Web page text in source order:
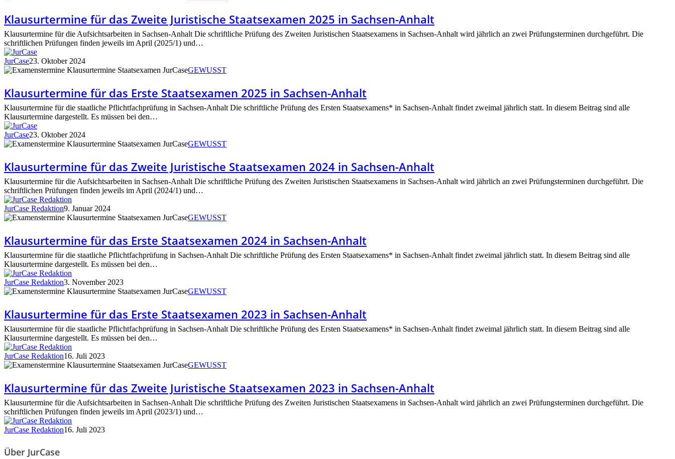
das
Zweite
Juristische
Staatsexamen
2025
in
Sachsen-
Klausurtermine für das Zweite Juristische Staatsexamen 2025 in Sachsen-Anhalt
Klausurtermine für die Aufsichtsarbeiten in Sachsen-Anhalt Die schriftliche Prüfung des Zweiten Juristischen Staatsexamens in Sachsen-Anhalt wird jährlich an zwei Prüfungsterminen durchgeführt. Die
schriftlichen Prüfungen finden jeweils im April (2025/1) und…
JurCase23. Oktober 2024
Klausurtermine
das
Erste
Staatsexamen
2025
in
Sachsen-
Anhalt
GEWUSST
Klausurtermine für das Erste Staatsexamen 2025 in Sachsen-Anhalt
Klausurtermine für die staatliche Pflichtfachprüfung in Sachsen-Anhalt Die schriftliche Prüfung des Ersten Staatsexamens* in Sachsen-Anhalt findet zweimal jährlich statt. In diesem Beitrag sind alle
Klausurtermine dargestellt. Es müssen bei den…
JurCase23. Oktober 2024
Klausurtermine
das
Zweite
Juristische
Staatsexamen
2024
in
Sachsen-
GEWUSST
Klausurtermine für das Zweite Juristische Staatsexamen 2024 in Sachsen-Anhalt
Klausurtermine für die Aufsichtsarbeiten in Sachsen-Anhalt Die schriftliche Prüfung des Zweiten Juristischen Staatsexamens in Sachsen-Anhalt wird jährlich an zwei Prüfungsterminen durchgeführt. Die
schriftlichen Prüfungen finden jeweils im April (2024/1) und…
JurCase Redaktion9. Januar 2024
Klausurtermine
das
Erste
Staatsexamen
2024
in
Sachsen-
Anhalt
GEWUSST
Klausurtermine für das Erste Staatsexamen 2024 in Sachsen-Anhalt
Klausurtermine für die staatliche Pflichtfachprüfung in Sachsen-Anhalt Die schriftliche Prüfung des Ersten Staatsexamens* in Sachsen-Anhalt findet zweimal jährlich statt. In diesem Beitrag sind alle
Klausurtermine dargestellt. Es müssen bei den…
JurCase Redaktion3. November 2023
Klausurtermine
das
Erste
Staatsexamen
2023
in
Sachsen-
Anhalt
GEWUSST
Klausurtermine für das Erste Staatsexamen 2023 in Sachsen-Anhalt
Klausurtermine für die staatliche Pflichtfachprüfung in Sachsen-Anhalt Die schriftliche Prüfung des Ersten Staatsexamens* in Sachsen-Anhalt findet zweimal jährlich statt. In diesem Beitrag sind alle
Klausurtermine dargestellt. Es müssen bei den…
JurCase Redaktion16. Juli 2023
Klausurtermine
das
Zweite
Juristische
Staatsexamen
2023
in
Anhalt
GEWUSST
Klausurtermine für das Zweite Juristische Staatsexamen 2023 in Sachsen-Anhalt
Klausurtermine für die Aufsichtsarbeiten in Sachsen-Anhalt Die schriftliche Prüfung des Zweiten Juristischen Staatsexamens in Sachsen-Anhalt wird jährlich an zwei Prüfungsterminen durchgeführt. Die
schriftlichen Prüfungen finden jeweils im April (2023/1) und…
JurCase Redaktion16. Juli 2023
Über JurCase